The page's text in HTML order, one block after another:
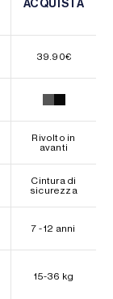
ACQUISTA
39.90€
Rivolto in
avanti
Cintura di
sicurezza
7 - 12 anni
15-36 kg